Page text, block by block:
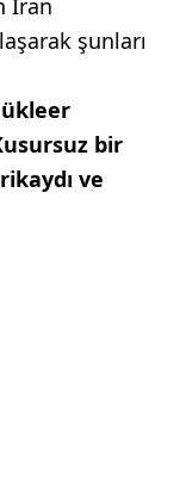
İran
şunları
bir
ve